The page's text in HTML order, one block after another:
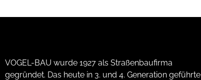
VOGEL-BAU wurde 1927 als Straßenbaufirma
gegründet. Das heute in 3. und 4. Generation geführte